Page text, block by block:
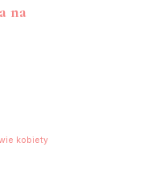
na
kobiety